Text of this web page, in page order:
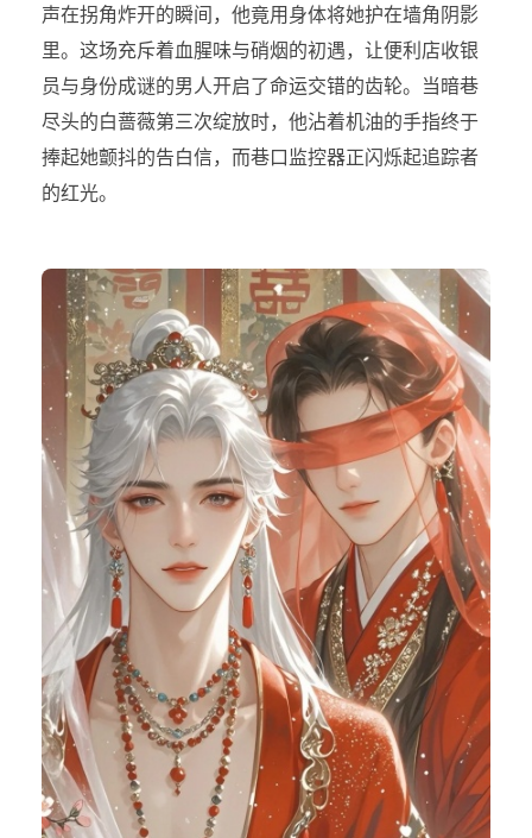
声在拐角炸开的瞬间，他竟用身体将她护在墙角阴影
里。这场充斥着血腥味与硝烟的初遇，让便利店收银
员与身份成谜的男人开启了命运交错的齿轮。当暗巷
尽头的白蔷薇第三次绽放时，他沾着机油的手指终于
捧起她颤抖的告白信，而巷口监控器正闪烁起追踪者
的红光。